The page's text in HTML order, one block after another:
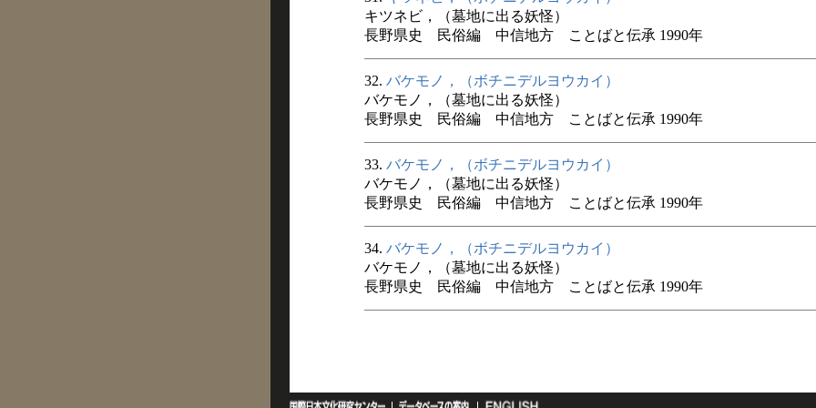
キツネビ，（墓地に出る妖怪）
長野県史 民俗編 中信地方 ことばと伝承 1990年
32. バケモノ，（ボチニデルヨウカイ）
バケモノ，（墓地に出る妖怪）
長野県史 民俗編 中信地方 ことばと伝承 1990年
33. バケモノ，（ボチニデルヨウカイ）
バケモノ，（墓地に出る妖怪）
長野県史 民俗編 中信地方 ことばと伝承 1990年
34. バケモノ，（ボチニデルヨウカイ）
バケモノ，（墓地に出る妖怪）
長野県史 民俗編 中信地方 ことばと伝承 1990年